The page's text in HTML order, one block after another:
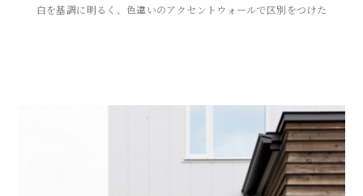
白を基調に明るく、色違いのアクセントウォールで区別をつけた